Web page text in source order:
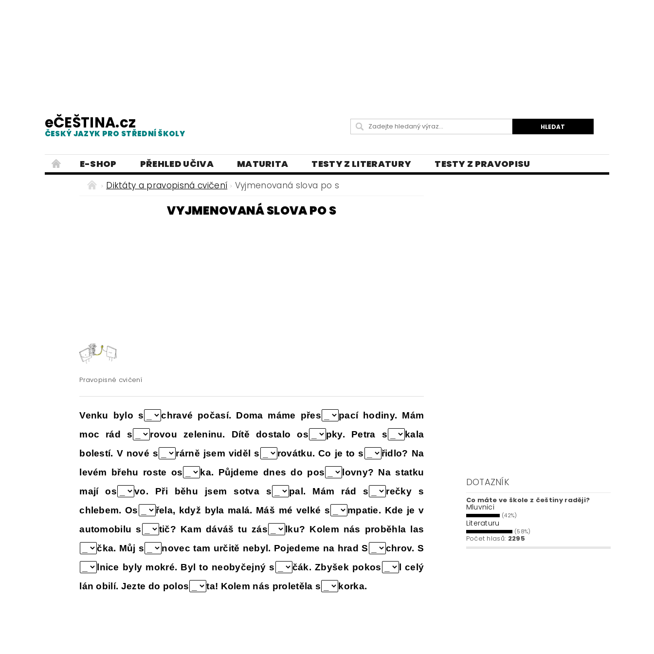
eČEŠTINA.cz
ČESKÝ JAZYK PRO STŘEDNÍ ŠKOLY
E-SHOP PŘEHLED UČIVA MATURITA TESTY Z LITERATURY
TESTY Z PRAVOPISU
TESTY Z MLUVNICE
PRACOVNÍ LISTY
DIKTÁTY A PRAVOPISNÁ CVIČENÍ
ČESKÝ JAZYK PRO ZÁKLADNÍ ŠKOLY
ČEŠTINA PRO UKRAJINCE
Diktáty a pravopisná cvičení Vyjmenovaná slova po s
VYJMENOVANÁ SLOVA PO S
Pravopisné cvičení
Venku bylo s chravé počasí. Doma máme přes
pací hodiny. Mám
moc rád s
rovou zeleninu. Dítě dostalo os pky. Petra s
kala
bolestí. V nové s
rárně jsem viděl s rovátku. Co je to s
řidlo? Na
levém břehu roste os
ka. Půjdeme dnes do pos
lovny? Na statku
mají os
vo. Při běhu jsem sotva s pal. Mám rád s
rečky s
chlebem. Os
řela, když byla malá. Máš mé velké s
mpatie. Kde je v
automobilu s
tič? Kam dáváš tu zás
lku? Kolem nás proběhla las
čka. Můj s
novec tam určitě nebyl. Pojedeme na hrad S
chrov. S
lnice byly mokré. Byl to neobyčejný s
čák. Zbyšek pokos
l celý
lán obilí. Jezte do polos
ta! Kolem nás proletěla s korka.
DOTAZNÍK
Co máte ve škole z češtiny raději?
Mluvnici
(42%)
Literaturu
(58%)
Počet hlasů: 2295